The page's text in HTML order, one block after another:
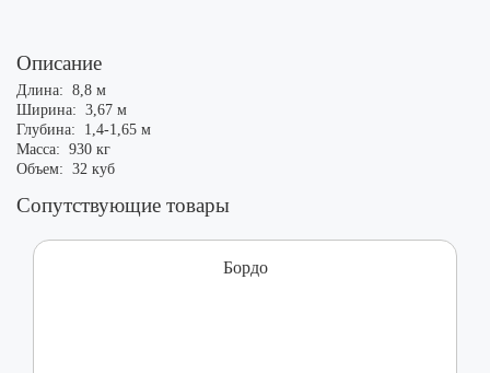
Описание
Длина: 8,8 м
Ширина: 3,67 м
Глубина: 1,4-1,65 м
Масса: 930 кг
Объем: 32 куб
Сопутствующие товары
Бордо